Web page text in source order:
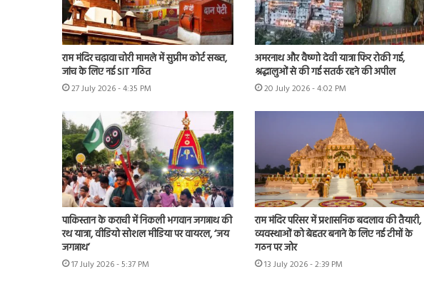
राम मंदिर चढ़ावा चोरी मामले में सुप्रीम कोर्ट सख्त,
जांच के लिए नई SIT गठित
27 July 2026 - 4:35 PM
अमरनाथ और वैष्णो देवी यात्रा फिर रोकी गई,
श्रद्धालुओं से की गई सतर्क रहने की अपील
20 July 2026 - 4:02 PM
पाकिस्तान के कराची में निकली भगवान जगन्नाथ की
रथ यात्रा, वीडियो सोशल मीडिया पर वायरल, ‘जय
जगन्नाथ’
17 July 2026 - 5:37 PM
राम मंदिर परिसर में प्रशासनिक बदलाव की तैयारी,
व्यवस्थाओं को बेहतर बनाने के लिए नई टीमों के
गठन पर जोर
13 July 2026 - 2:39 PM